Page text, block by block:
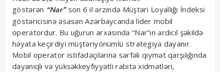
göstərən “Nar”son 6 il ərzində Müştəri Loyallığı İndeksi
göstəricisinə əsasən Azərbaycanda lider mobil
operatordur. Bu uğurun arxasında “Nar”ın ardıcıl şəkildə
həyata keçirdiyi müştəriyönümlü strategiya dayanır.
Mobil operator istifadəçilərinə sərfəli qiymət qarşılığında
dayanıqlı və yüksəkkeyfiyyətli rabitə xidmətləri,